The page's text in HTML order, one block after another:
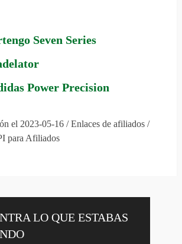
Seven Series
Power Precision
el 2023-05-16 / Enlaces de afiliados /
para Afiliados
LO QUE ESTABAS